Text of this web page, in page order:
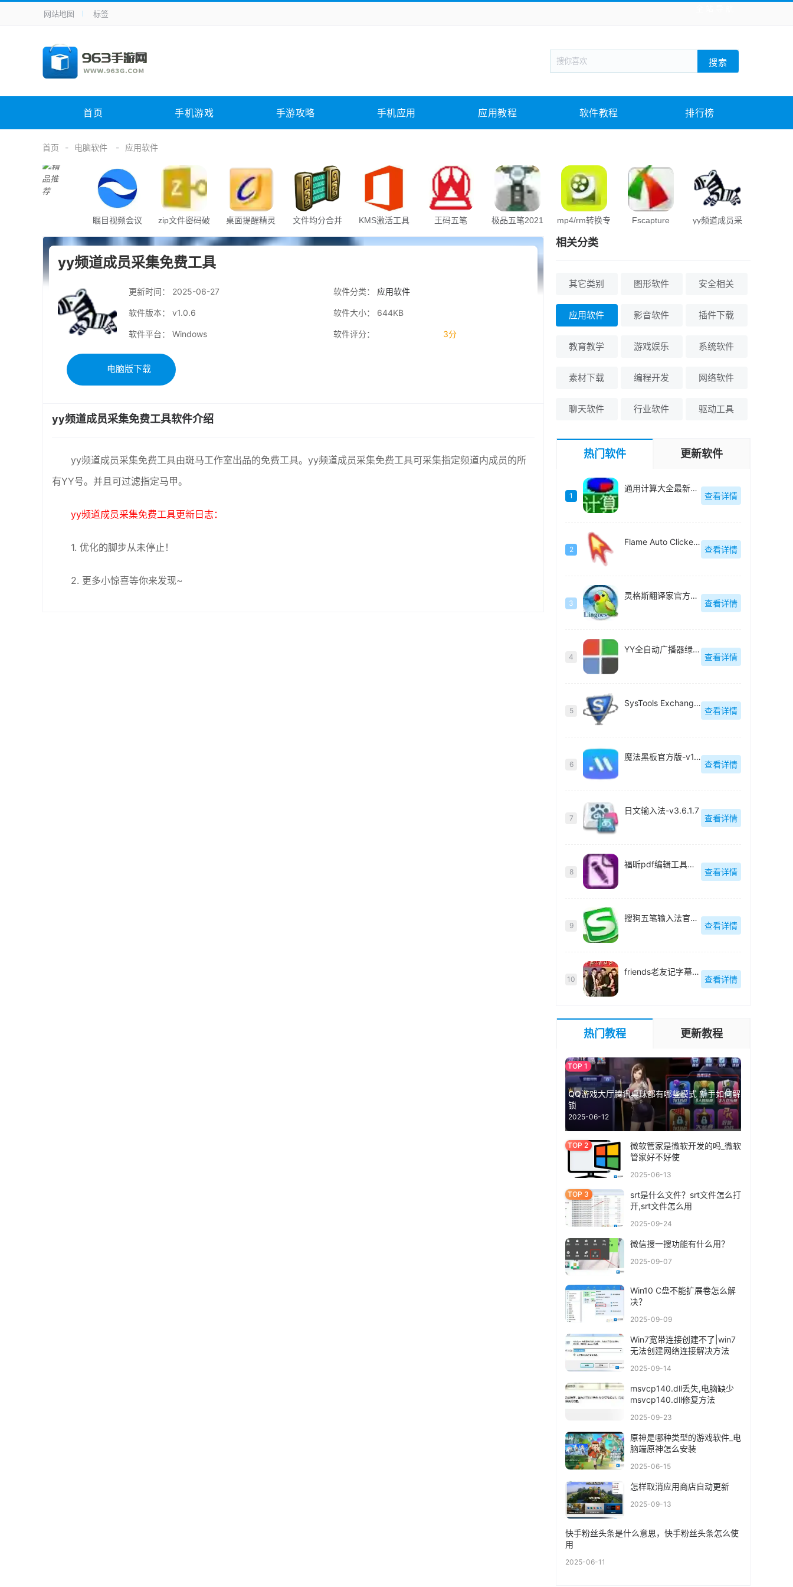
手机应用 新闻阅读 旅游出行 生活实用
手机游戏 体育竞技 战棋游戏 枪战射击 模拟经营
电脑软件 其它类别 图形软件 安全相关 应用软件 影音软件 插件下载 教育教学 游戏娱乐 系统软件 素材下载
未分类 综合其它
网站地图 标签
搜索
首页 手机游戏 手游攻略 手机应用 应用教程 软件教程 排行榜
首页 电脑软件 应用软件
瞩目视频会议
zip文件密码破
桌面提醒精灵
文件均分合并
KMS激活工具 王码五笔 极品五笔2021
mp4/rm转换专
Fscapture
yy频道成员采
yy频道成员采集免费工具
更新时间： 2025-06-27 软件分类： 应用软件
软件版本： v1.0.6 软件大小： 644KB
软件平台： Windows 软件评分： 3分
电脑版下载
yy频道成员采集免费工具软件介绍
yy频道成员采集免费工具由斑马工作室出品的免费工具。yy频道成员采集免费工具可采集指定频道内成员的所
有YY号。并且可过滤指定马甲。
yy频道成员采集免费工具更新日志：
1. 优化的脚步从未停止！
2. 更多小惊喜等你来发现~
相关分类
其它类别 图形软件 安全相关
应用软件 影音软件 插件下载
教育教学 游戏娱乐 系统软件
素材下载 编程开发 网络软件
聊天软件 行业软件 驱动工具
热门软件 更新软件
1
通用计算大全最新版-v4.2
查看详情
2
Flame Auto Clicker(极简自动点击器)-v1.0
查看详情
3
灵格斯翻译家官方版-v2.9.2
查看详情
4
YY全自动广播器绿色版-v6.1
查看详情
5
SysTools Exchange Export(Exchange电子邮件迁移工具)官方版-v5.0
查看详情
6
魔法黑板官方版-v1.0.3
查看详情
7
日文输入法-v3.6.1.7
查看详情
8
福昕pdf编辑工具组件(Foxit Advanced PDF Editor)中文版-v3.0.5
查看详情
9
搜狗五笔输入法官方正式版-v3.1.0.1751
查看详情
10
friends老友记字幕中英文对照完整版-
查看详情
热门教程 更新教程
QQ游戏大厅腾讯桌球都有哪些模式 新手如何解
锁
2025-06-12
微软管家是微软开发的吗_微软
管家好不好使
2025-06-13
srt是什么文件？srt文件怎么打
开,srt文件怎么用
2025-09-24
微信搜一搜功能有什么用？
2025-09-07
Win10 C盘不能扩展卷怎么解
决？
2025-09-09
Win7宽带连接创建不了|win7
无法创建网络连接解决方法
2025-09-14
msvcp140.dll丢失,电脑缺少
msvcp140.dll修复方法
2025-09-23
原神是哪种类型的游戏软件_电
脑端原神怎么安装
2025-06-15
怎样取消应用商店自动更新
2025-09-13
快手粉丝头条是什么意思，快手粉丝头条怎么使
用
2025-06-11